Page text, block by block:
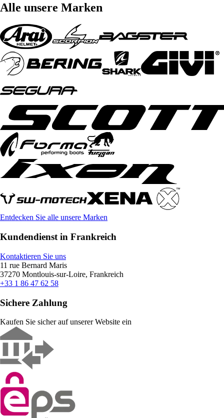
Alle unsere Marken
Entdecken Sie alle unsere Marken
Kundendienst in Frankreich
Kontaktieren Sie uns
11 rue Bernard Maris
37270 Montlouis-sur-Loire, Frankreich
+33 1 86 47 62 58
Sichere Zahlung
Kaufen Sie sicher auf unserer Website ein